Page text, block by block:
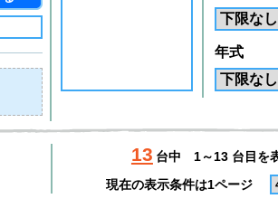
年式
13 台中
1～13 台目を
現在の表示条件は1ページ